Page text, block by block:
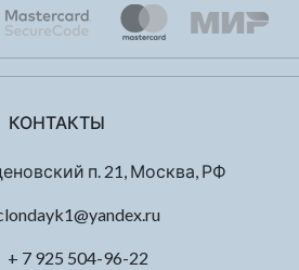
КОНТАКТЫ
п. 21, Москва, РФ
+ 7 925 504-96-22